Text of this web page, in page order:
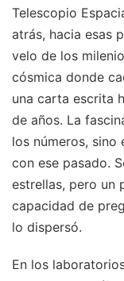
Telescopio
atrás, hacia esas
velo de los
cósmica donde
una carta escrita
de años. La
los números,
con ese pasado.
estrellas, pero un
capacidad de
lo dispersó.
En los